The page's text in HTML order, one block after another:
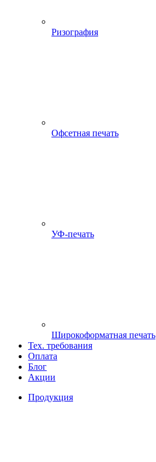
Ризография
Офсетная печать
УФ-печать
Широкоформатная печать
Тех. требования
Оплата
Блог
Акции
Продукция